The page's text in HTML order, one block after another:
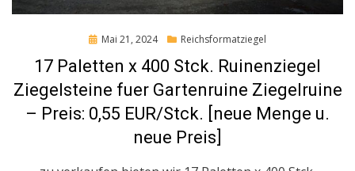
PostedMai 21, 2024 Reichsformatziegel
17 Paletten x 400 Stck. Ruinenziegel
Ziegelsteine fuer Gartenruine Ziegelruine
– Preis: 0,55 EUR/Stck. [neue Menge u.
neue Preis]